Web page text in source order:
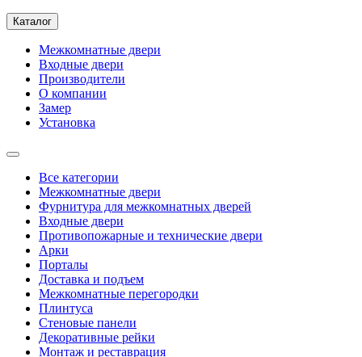
Каталог
Межкомнатные двери
Входные двери
Производители
О компании
Замер
Установка
Все категории
Межкомнатные двери
Фурнитура для межкомнатных дверей
Входные двери
Противопожарные и технические двери
Арки
Порталы
Доставка и подъем
Межкомнатные перегородки
Плинтуса
Стеновые панели
Декоративные рейки
Монтаж и реставрация